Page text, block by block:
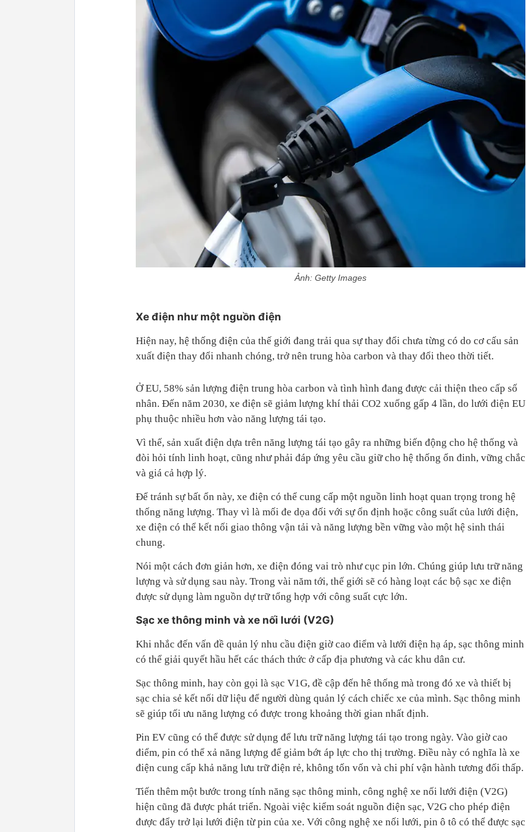
Ảnh: Getty Images
Xe điện như một nguồn điện
Hiện nay, hệ thống điện của thế giới đang trải qua sự thay đổi chưa từng có do cơ cấu sản
xuất điện thay đổi nhanh chóng, trở nên trung hòa carbon và thay đổi theo thời tiết.
Ở EU, 58% sản lượng điện trung hòa carbon và tình hình đang được cải thiện theo cấp số
nhân. Đến năm 2030, xe điện sẽ giảm lượng khí thải CO2 xuống gấp 4 lần, do lưới điện EU
phụ thuộc nhiều hơn vào năng lượng tái tạo.
Vì thế, sản xuất điện dựa trên năng lượng tái tạo gây ra những biến động cho hệ thống và
đòi hỏi tính linh hoạt, cũng như phải đáp ứng yêu cầu giữ cho hệ thống ổn đinh, vững chắc
và giá cả hợp lý.
Để tránh sự bất ổn này, xe điện có thể cung cấp một nguồn linh hoạt quan trọng trong hệ
thống năng lượng. Thay vì là mối đe dọa đối với sự ổn định hoặc công suất của lưới điện,
xe điện có thể kết nối giao thông vận tải và năng lượng bền vững vào một hệ sinh thái
chung.
Nói một cách đơn giản hơn, xe điện đóng vai trò như cục pin lớn. Chúng giúp lưu trữ năng
lượng và sử dụng sau này. Trong vài năm tới, thế giới sẽ có hàng loạt các bộ sạc xe điện
được sử dụng làm nguồn dự trữ tổng hợp với công suất cực lớn.
Sạc xe thông minh và xe nối lưới (V2G)
Khi nhắc đến vấn đề quản lý nhu cầu điện giờ cao điểm và lưới điện hạ áp, sạc thông minh
có thể giải quyết hầu hết các thách thức ở cấp địa phương và các khu dân cư.
Sạc thông minh, hay còn gọi là sạc V1G, đề cập đến hê thống mà trong đó xe và thiết bị
sạc chia sẻ kết nối dữ liệu để người dùng quản lý cách chiếc xe của mình. Sạc thông minh
sẽ giúp tối ưu năng lượng có được trong khoảng thời gian nhất định.
Pin EV cũng có thể được sử dụng để lưu trữ năng lượng tái tạo trong ngày. Vào giờ cao
điểm, pin có thể xả năng lượng để giảm bớt áp lực cho thị trường. Điều này có nghĩa là xe
điện cung cấp khả năng lưu trữ điện rẻ, không tốn vốn và chi phí vận hành tương đối thấp.
Tiến thêm một bước trong tính năng sạc thông minh, công nghệ xe nối lưới điện (V2G)
hiện cũng đã được phát triển. Ngoài việc kiểm soát nguồn điện sạc, V2G cho phép điện
được đẩy trở lại lưới điện từ pin của xe. Với công nghệ xe nối lưới, pin ô tô có thể được sạc